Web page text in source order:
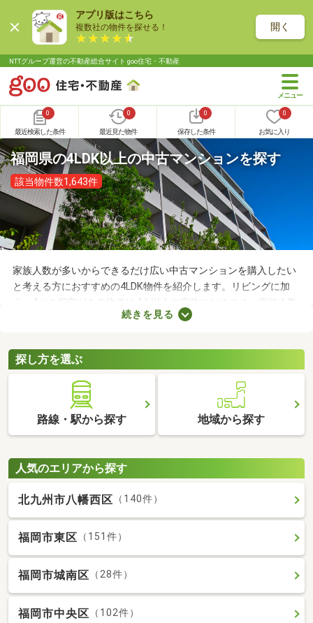
アプリ版はこちら
複数社の物件を探せる！ 開く
NTTグループ運営の不動産総合サイト goo住宅・不動産
0
最近検索した条件
0
最近見た物件
0
保存した条件
0
お気に入り
福岡県の4LDK以上の中古マンションを探す
該当物件数1,643件
家族人数が多いからできるだけ広い中古マンションを購入したい
と考える方におすすめの4LDK物件を紹介します。リビングに加
え、4つの個室がある物件は4人以上の家族におすすめ。家族人数
が多くても、お部屋の数が多ければ生活空間をしっかり分けられ
間取りや設備、購入費用などをチェックしてみてくださいね。
続きを見る
探し方を選ぶ
路線・駅から探す 地域から探す
人気のエリアから探す
北九州市八幡西区 （140件）
福岡市東区 （151件）
福岡市城南区 （28件）
福岡市中央区 （102件）